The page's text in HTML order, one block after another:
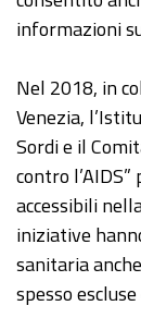
informazioni
Nel 2018, in
Venezia,
Sordi e il
contro
accessibili
iniziative
sanitaria
spesso